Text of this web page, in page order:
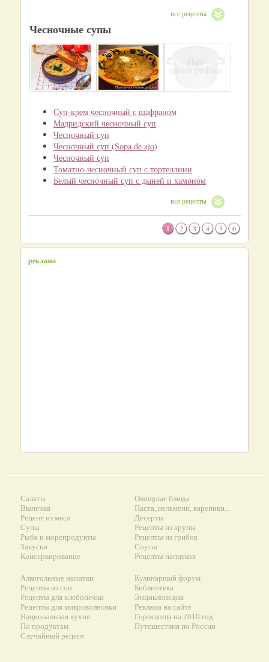
все рецепты
Чесночные супы
Суп-крем чесночный с шафраном
Мадридский чесночный суп
Чесночный суп
Чесночный суп (Sopa de ajo)
Чесночный суп
Томатно-чесночный суп с тортеллини
Белый чесночный суп с дыней и хамоном
все рецепты
1 2 3 4 5 6
реклама
Салаты
Выпечка
Рецепт из мяса
Супы
Рыба и морепродукты
Закуски
Консервирование
Овощные блюда
Паста, пельмени, вареники...
Десерты
Рецепты из крупы
Рецепты из грибов
Соусы
Рецепты напитков
Алкогольные напитки
Рецепты из сои
Рецепты для хлебопечки
Рецепты для микроволновки
Национальная кухня
По продуктам
Случайный рецепт
Кулинарный форум
Библиотека
Энциклопедия
Реклама на сайте
Гороскопы на 2010 год
Путешествия по России